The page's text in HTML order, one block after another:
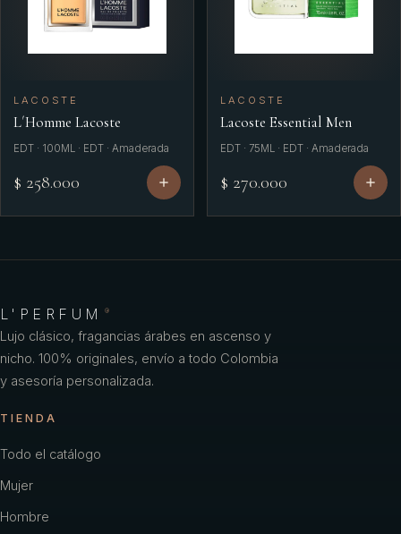
LACOSTE
L´Homme Lacoste
EDT · 100ML · EDT · Amaderada
$ 258.000
LACOSTE
Lacoste Essential Men
EDT · 75ML · EDT · Amaderada
$ 270.000
L'PERFUM ®
Lujo clásico, fragancias árabes en ascenso y
nicho. 100% originales, envío a todo Colombia
y asesoría personalizada.
TIENDA
Todo el catálogo
Mujer
Hombre